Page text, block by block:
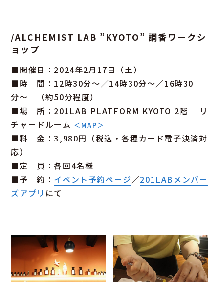
/ALCHEMIST LAB ”KYOTO” 調香ワークシ
ョップ
■開催日：2024年2月17日（土）
■時 間：12時30分〜／14時30分〜／16時30
分〜 （約50分程度）
■場 所：201LAB PLATFORM KYOTO 2階 リ
チャードルーム ＜MAP＞
■料 金：3,980円（税込・各種カード電子決済対
応）
■定 員：各回4名様
■予 約： イベント予約ページ／201LABメンバー
ズアプリ にて